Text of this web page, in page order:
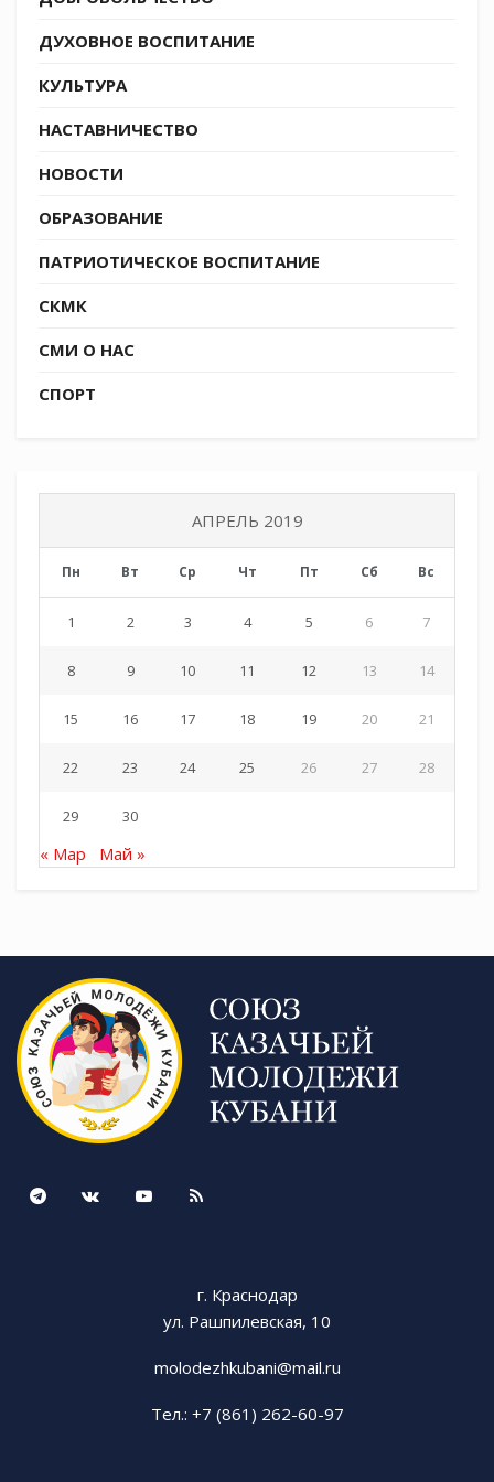
Дмитрий Блинов, Павел Жуковский, Александр
Ермоленко, Владислав Куриласов и казак
подъесаул Юрий Куриласов, а также
руководители клуба Сергей и Дмитрий
Галерея мероприятия
ДУХОВНОЕ ВОСПИТАНИЕ
КУЛЬТУРА
НАСТАВНИЧЕСТВО
НОВОСТИ
ОБРАЗОВАНИЕ
ПАТРИОТИЧЕСКОЕ ВОСПИТАНИЕ
СКМК
СМИ О НАС
СПОРТ
АПРЕЛЬ 2019
Пн Вт Ср Чт Пт Сб Вс
1 2 3 4 5 6 7
8 9 10 11 12 13 14
15 16 17 18 19 20 21
22 23 24 25 26 27 28
29 30
« Мар Май »
г. Краснодар
ул. Рашпилевская, 10
molodezhkubani@mail.ru
Тел.: +7 (861) 262-60-97